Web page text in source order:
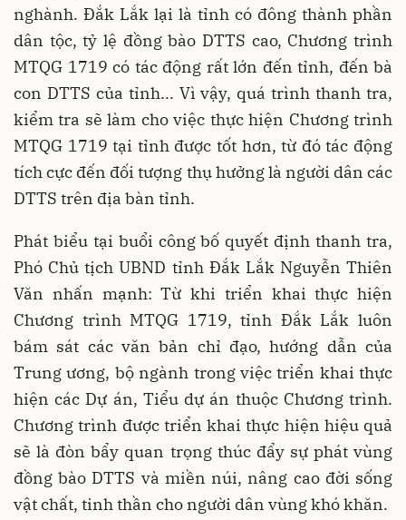
nghành. Đắk Lắk lại là tỉnh có đông thành phần
dân tộc, tỷ lệ đồng bào DTTS cao, Chương trình
MTQG 1719 có tác động rất lớn đến tỉnh, đến bà
con DTTS của tỉnh... Vì vậy, quá trình thanh tra,
kiểm tra sẽ làm cho việc thực hiện Chương trình
MTQG 1719 tại tỉnh được tốt hơn, từ đó tác động
tích cực đến đối tượng thụ hưởng là người dân các
DTTS trên địa bàn tỉnh.
Phát biểu tại buổi công bố quyết định thanh tra,
Phó Chủ tịch UBND tỉnh Đắk Lắk Nguyễn Thiên
Văn nhấn mạnh: Từ khi triển khai thực hiện
Chương trình MTQG 1719, tỉnh Đắk Lắk luôn
bám sát các văn bản chỉ đạo, hướng dẫn của
Trung ương, bộ ngành trong việc triển khai thực
hiện các Dự án, Tiểu dự án thuộc Chương trình.
Chương trình được triển khai thực hiện hiệu quả
sẽ là đòn bẩy quan trọng thúc đẩy sự phát vùng
đồng bào DTTS và miền núi, nâng cao đời sống
vật chất, tinh thần cho người dân vùng khó khăn.